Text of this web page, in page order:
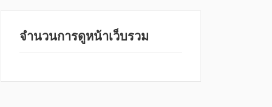
จำนวนการดูหน้าเว็บรวม